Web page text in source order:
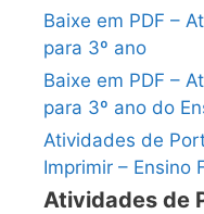
Baixe em PDF –
para 3º ano
Baixe em PDF –
para 3º ano do
Atividades de
Imprimir – Ensino
Atividades de